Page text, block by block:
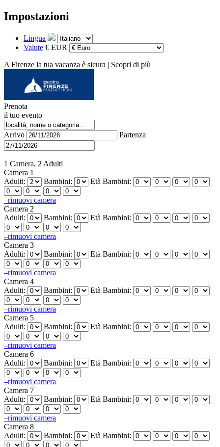
Impostazioni
Lingua
Valute € EUR
A Firenze la tua vacanza è sicura | Scopri di più
Prenota
il tuo evento
Arrivo Partenza
1 Camera, 2 Adulti
Camera 1
Adulti:
Bambini: Età Bambini:
–rimuovi camera
Camera 2
Adulti:
Bambini: Età Bambini:
–rimuovi camera
Camera 3
Adulti:
Bambini: Età Bambini:
–rimuovi camera
Camera 4
Adulti:
Bambini: Età Bambini:
–rimuovi camera
Camera 5
Adulti:
Bambini: Età Bambini:
–rimuovi camera
Camera 6
Adulti:
Bambini: Età Bambini:
–rimuovi camera
Camera 7
Adulti:
Bambini: Età Bambini:
–rimuovi camera
Camera 8
Adulti:
Bambini: Età Bambini: